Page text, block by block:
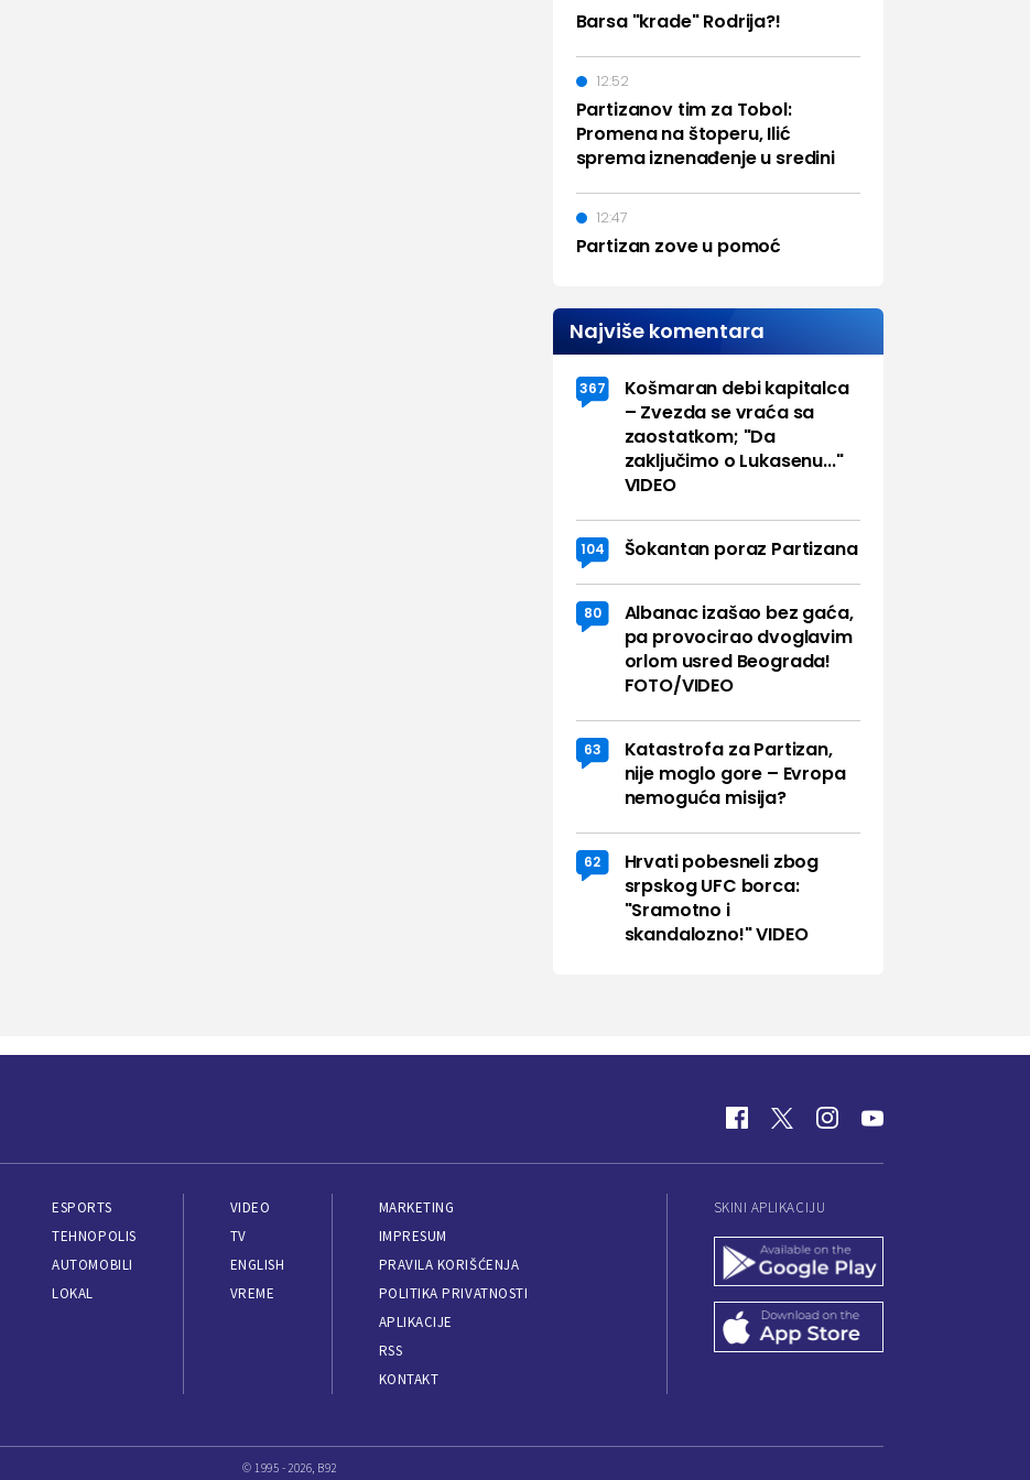
Barsa "krade" Rodrija?!
Partizanov tim za Tobol:
Promena na štoperu, Ilić
sprema iznenađenje u sredini
12:52
Partizan zove u pomoć
12:47
Najviše komentara
367
Košmaran debi kapitalca
– Zvezda se vraća sa
zaostatkom; "Da
zaključimo o Lukasenu..."
VIDEO
104 Šokantan poraz Partizana
80
Albanac izašao bez gaća,
pa provocirao dvoglavim
orlom usred Beograda!
FOTO/VIDEO
63
Katastrofa za Partizan,
nije moglo gore – Evropa
nemoguća misija?
62
Hrvati pobesneli zbog
srpskog UFC borca:
"Sramotno i
skandalozno!" VIDEO
ESPORTS
TEHNOPOLIS
AUTOMOBILI
LOKAL
VIDEO
TV
ENGLISH
VREME
MARKETING
IMPRESUM
PRAVILA KORIŠĆENJA
POLITIKA PRIVATNOSTI
APLIKACIJE
RSS
KONTAKT
SKINI APLIKACIJU
© 1995 - 2026, B92